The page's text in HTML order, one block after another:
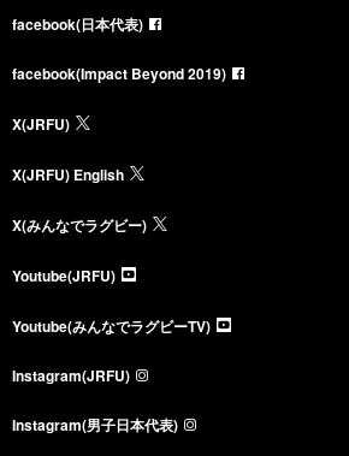
facebook(日本代表)
facebook(Impact Beyond 2019)
X(JRFU)
X(JRFU) English
X(みんなでラグビー)
Youtube(JRFU)
Youtube(みんなでラグビーTV)
Instagram(JRFU)
Instagram(男子日本代表)